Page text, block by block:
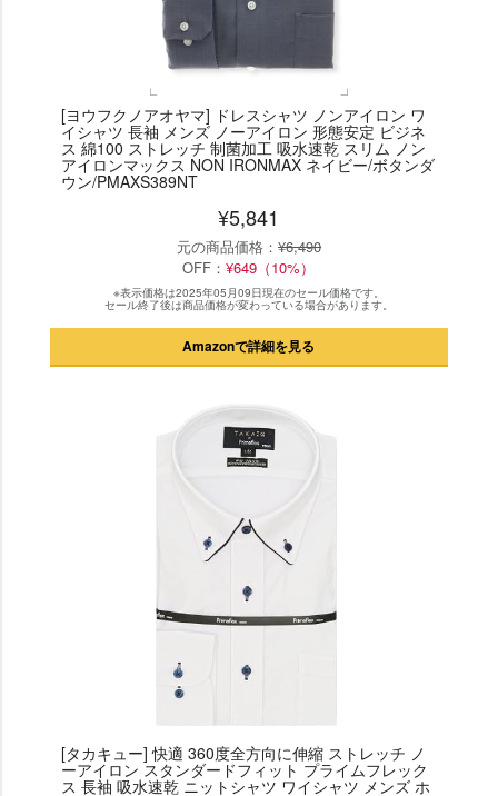
[ヨウフクノアオヤマ] ドレスシャツ ノンアイロン ワ
イシャツ 長袖 メンズ ノーアイロン 形態安定 ビジネ
ス 綿100 ストレッチ 制菌加工 吸水速乾 スリム ノン
アイロンマックス NON IRONMAX ネイビー/ボタンダ
ウン/PMAXS389NT
¥5,841
元の商品価格： ¥6,490
OFF：¥649（10%）
※表示価格は2025年05月09日現在のセール価格です。
セール終了後は商品価格が変わっている場合があります。
Amazonで詳細を見る
[タカキュー] 快適 360度全方向に伸縮 ストレッチ ノ
ーアイロン スタンダードフィット プライムフレック
ス 長袖 吸水速乾 ニットシャツ ワイシャツ メンズ ホ